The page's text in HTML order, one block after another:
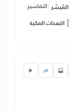
التفاسير: المُيسَّر
النفحات المكية |